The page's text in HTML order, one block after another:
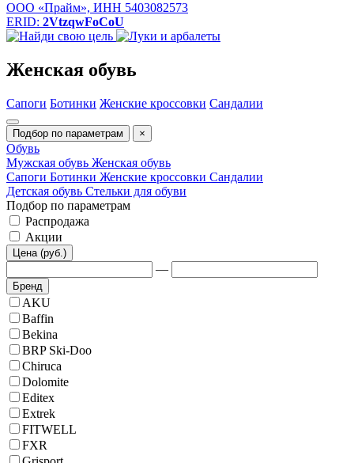
ООО «Прайм», ИНН 5403082573
ERID: 2VtzqwFoCoU
Женская обувь
Сапоги Ботинки Женские кроссовки Сандалии
Подбор по параметрам ×
Обувь
Мужская обувь Женская обувь
Сапоги Ботинки Женские кроссовки Сандалии
Детская обувь Стельки для обуви
Подбор по параметрам
Распродажа
Акции
Цена (руб.)
—
Бренд
AKU
Baffin
Bekina
BRP Ski-Doo
Chiruca
Dolomite
Editex
Extrek
FITWELL
FXR